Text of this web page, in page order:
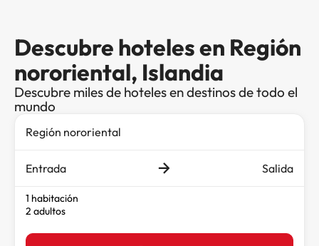
Descubre hoteles en Región
nororiental, Islandia
Descubre miles de hoteles en destinos de todo el
mundo
Entrada Salida
1 habitación
2 adultos